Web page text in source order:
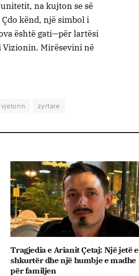
na kujton se së
kënd, një simbol i
është gati—për lartësi
Vizionin. Mirësevini në
vjetorin zyrtare
Tragjedia e Arianit Çetaj: Një jetë e
shkurtër dhe një humbje e madhe
për familjen